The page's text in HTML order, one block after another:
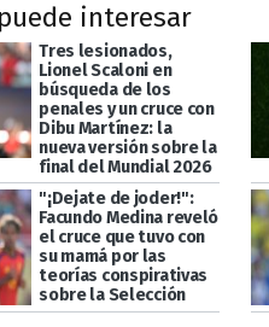
interesar
Tres lesionados,
Lionel Scaloni en
búsqueda de los
penales y un cruce con
Dibu Martínez: la
nueva versión sobre la
final del Mundial 2026
"¡Dejate de joder!":
Facundo Medina reveló
el cruce que tuvo con
su mamá por las
teorías conspirativas
sobre la Selección